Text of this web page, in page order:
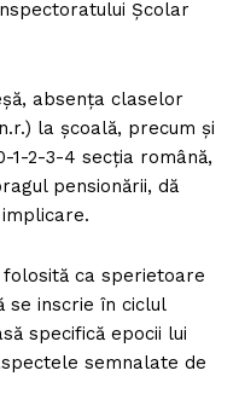
Şcolar
absența claselor
la școală, precum și
1-2-3-4 secția română,
pensionării, dă
ca sperietoare
se inscrie în ciclul
specifică epocii lui
semnalate de